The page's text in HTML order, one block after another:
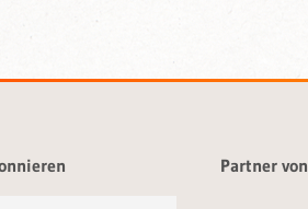
Partner von